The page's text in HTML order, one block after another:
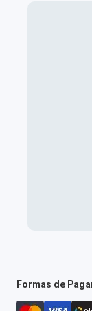
Formas de